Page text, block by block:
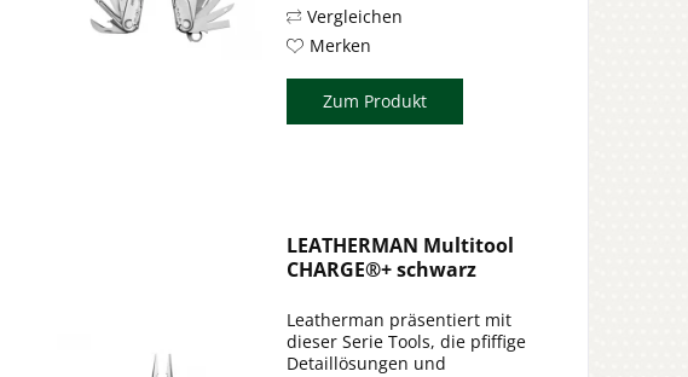
handlichen Format 17...
Vergleichen
Merken
Zum Produkt
LEATHERMAN Multitool
CHARGE®+ schwarz
Leatherman präsentiert mit
dieser Serie Tools, die pfiffige
Detaillösungen und